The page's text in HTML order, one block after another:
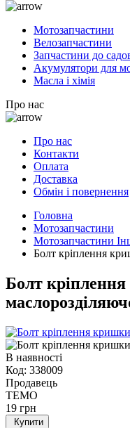
Мотозапчастини
Велозапчастини
Запчастини до
Акумулятори для
Масла і хімія
Про нас
Про нас
Контакти
Оплата
Доставка
Обмін і повернення
Головна
Мотозапчастини
Мотозапчастини
Болт кріплення
Болт
В наявності
Код: 338009
Продавець
TEMO
19 грн
Купити